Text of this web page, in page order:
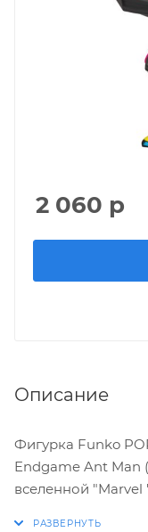
2 060 р
Описание
Фигурка Funko
Endgame Ant Man
вселенной "Marvel